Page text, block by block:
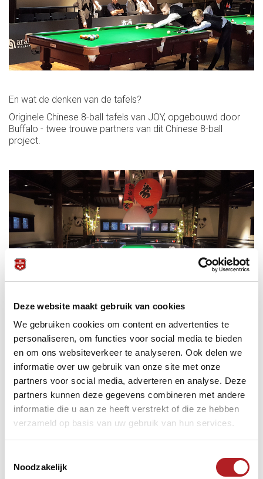
Deze website maakt gebruik van cookies
We gebruiken cookies om content en advertenties te
personaliseren, om functies voor social media te bieden
en om ons websiteverkeer te analyseren. Ook delen we
informatie over uw gebruik van onze site met onze
partners voor social media, adverteren en analyse. Deze
partners kunnen deze gegevens combineren met andere
informatie die u aan ze heeft verstrekt of die ze hebben
verzameld op basis van uw gebruik van hun services.
Noodzakelijk
En wat de denken van de tafels?
Originele Chinese 8-ball tafels van JOY, opgebouwd door
Buffalo - twee trouwe partners van dit Chinese 8-ball
project.
Of wat te denken van de berichtgeving, van de media-
aandacht?
De prachtige livestream van OrangeForks direct op de
Chinese 8-ballenSectie Pool Facebook kanalen. De
berichtgeving van RTV Utrecht
(vanaf 37:10; op de finaledag
ook met tv-camera), het artikel in de China Times en
natuurlijk deheerlijke video van Yannick Pongers in het
Jeugdjournaal.
En dat allemaal nog voordat de finaledag is gespeeld!